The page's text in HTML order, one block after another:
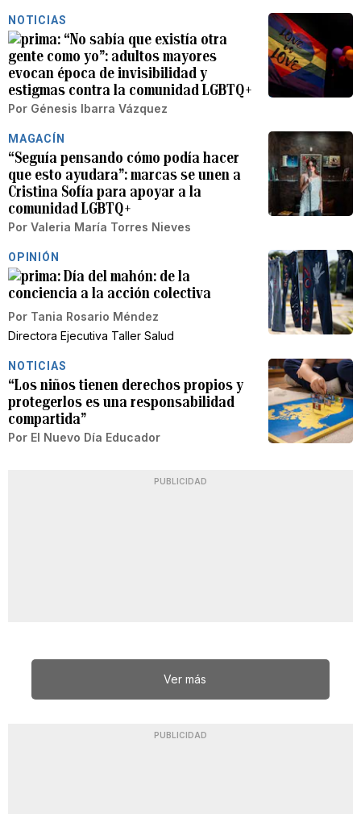
NOTICIAS
“No sabía que existía otra
gente como yo”: adultos mayores
evocan época de invisibilidad y
estigmas contra la comunidad LGBTQ+
Por Génesis Ibarra Vázquez
MAGACÍN
“Seguía pensando cómo podía hacer
que esto ayudara”: marcas se unen a
Cristina Sofía para apoyar a la
comunidad LGBTQ+
Por Valeria María Torres Nieves
OPINIÓN
Día del mahón: de la
conciencia a la acción colectiva
Por Tania Rosario Méndez
Directora Ejecutiva Taller Salud
NOTICIAS
“Los niños tienen derechos propios y
protegerlos es una responsabilidad
compartida”
Por El Nuevo Día Educador
PUBLICIDAD
Ver más
PUBLICIDAD